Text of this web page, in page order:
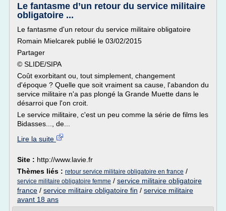
Le fantasme d’un retour du service militaire
obligatoire ...
Le fantasme d'un retour du service militaire obligatoire
Romain Mielcarek publié le 03/02/2015
Partager
© SLIDE/SIPA
Coût exorbitant ou, tout simplement, changement
d'époque ? Quelle que soit vraiment sa cause, l'abandon du
service militaire n'a pas plongé la Grande Muette dans le
désarroi que l'on croit.
Le service militaire, c'est un peu comme la série de films les
Bidasses..., de...
Lire la suite
Site : http://www.lavie.fr
Thèmes liés : retour service militaire obligatoire en france /
service militaire obligatoire femme / service militaire obligatoire
france / service militaire obligatoire fin / service militaire
avant 18 ans